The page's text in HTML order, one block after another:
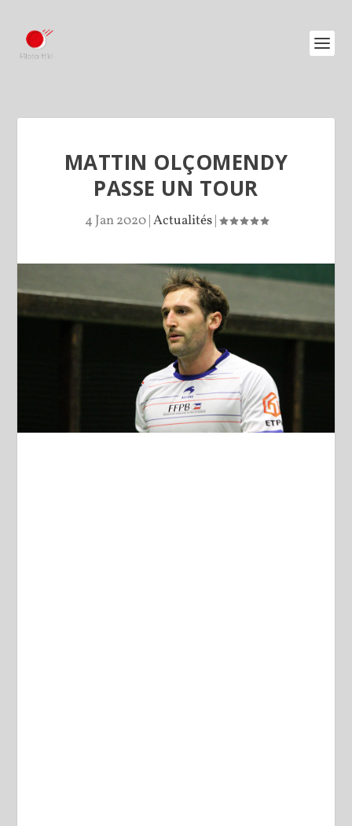
MATTIN OLÇOMENDY
PASSE UN TOUR
4 Jan 2020|Actualités|